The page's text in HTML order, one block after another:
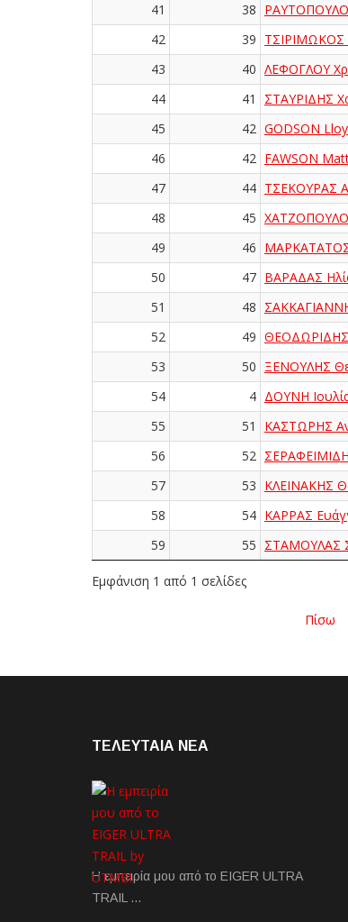
41
38
42
39 ΤΣΙΡΙΜΩΚΟΣ
43
40 ΛΕΦΟΓΛΟΥ
44
41 ΣΤΑΥΡΙΔΗΣ
45
42 GODSON
46
42 FAWSON
47
44 ΤΣΕΚΟΥΡΑΣ
48
45
49
46
50
47 ΒΑΡΑΔΑΣ
51
48
52
49
53
50 ΞΕΝΟΥΛΗΣ
54
4 ΔΟΥΝΗ
55
51 ΚΑΣΤΩΡΗΣ
56
52
57
53 ΚΛΕΙΝΑΚΗΣ
58
54 ΚΑΡΡΑΣ
59
55 ΣΤΑΜΟΥΛΑΣ
Εμφάνιση 1 από 1 σελίδες
Πίσω
ΤΕΛΕΥΤΑΙΑ NEA
Η εμπειρία μου από το EIGER ULTRA
TRAIL …